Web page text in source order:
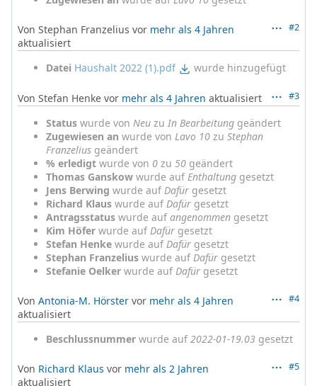
#2
Von Stephan Franzelius vor mehr als 4 Jahren
aktualisiert
Datei Haushalt 2022 (1).pdf wurde hinzugefügt
#3
Von Stefan Henke vor mehr als 4 Jahren aktualisiert
Status wurde von Neu zu In Bearbeitung geändert
Zugewiesen an wurde von Lavo 10 zu Stephan
Franzelius geändert
% erledigt wurde von 0 zu 50 geändert
Thomas Ganskow wurde aufEnthaltung gesetzt
Jens Berwing wurde aufDafür gesetzt
Richard Klaus wurde aufDafür gesetzt
Antragsstatus wurde aufangenommen gesetzt
Kim Höfer wurde aufDafür gesetzt
Stefan Henke wurde aufDafür gesetzt
Stephan Franzelius wurde aufDafür gesetzt
Stefanie Oelker wurde aufDafür gesetzt
#4
Von Antonia-M. Hörster vor mehr als 4 Jahren
aktualisiert
Beschlussnummer wurde auf2022-01-19.03 gesetzt
#5
Von Richard Klaus vor mehr als 2 Jahren
aktualisiert